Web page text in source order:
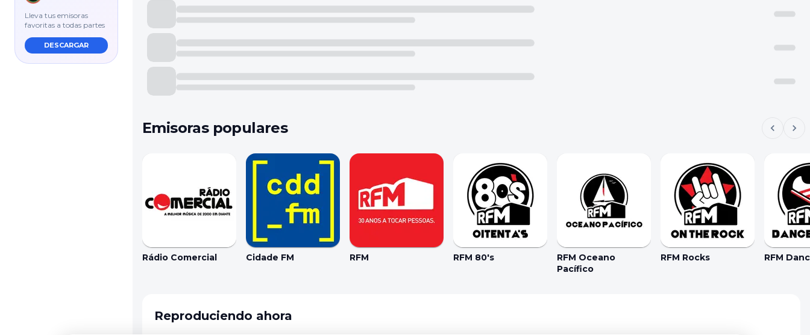
Lleva tus emisoras
favoritas a todas partes
DESCARGAR
Emisoras populares
Rádio Comercial Cidade FM RFM RFM 80's
RFM Oceano
Pacífico
RFM Rocks RFM
Reproduciendo ahora